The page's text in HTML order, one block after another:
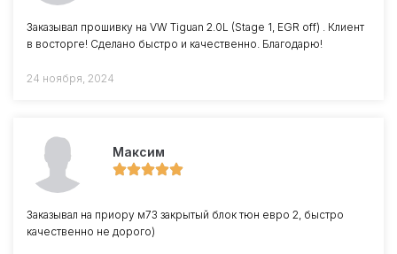
Заказывал прошивку на VW Tiguan 2.0L (Stage 1, EGR off) . Клиент
в восторге! Сделано быстро и качественно. Благодарю!
24 ноября, 2024
Максим
Заказывал на приору м73 закрытый блок тюн евро 2, быстро
качественно не дорого)